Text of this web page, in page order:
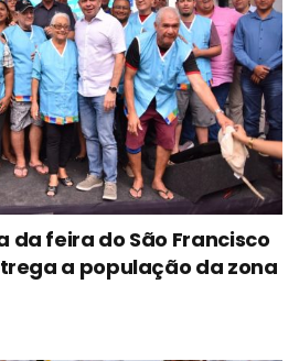
da feira do São Francisco
a população da zona